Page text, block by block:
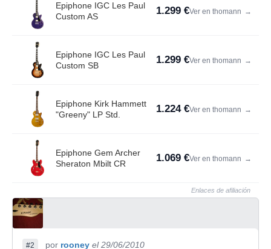
Epiphone IGC Les Paul
Custom AS
1.299 €Ver en thomann →
Epiphone IGC Les Paul
Custom SB
1.299 €Ver en thomann →
Epiphone Kirk Hammett
"Greeny" LP Std.
1.224 €Ver en thomann →
Epiphone Gem Archer
Sheraton Mbilt CR
1.069 €Ver en thomann →
Enlaces de afiliación
#2 por rooney el 29/06/2010